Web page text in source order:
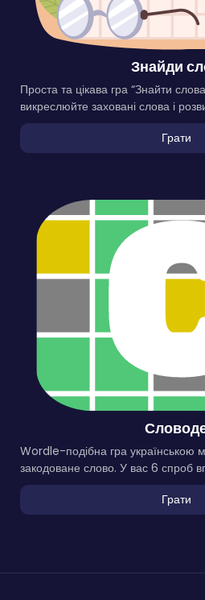
Знайди
Проста та цікава гра “Знайти
викреслюйте заховані слова і
Грати
Wordle-подібна гра українською
закодоване слово. У вас 6 спроб
Грати